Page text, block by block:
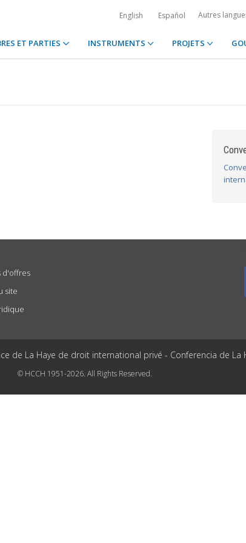
English Español Autres
ET PARTIES INSTRUMENTS PROJETS
d'offres
site
de La Haye de droit international privé - Conferencia de
© HCCH 1951-2026. All Rights Reserved.